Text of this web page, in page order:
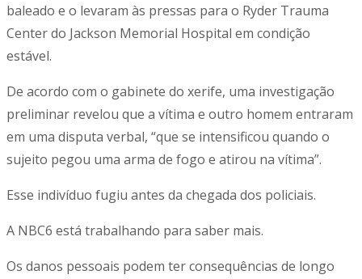
baleado e o levaram às pressas para o Ryder Trauma
Center do Jackson Memorial Hospital em condição
estável.
De acordo com o gabinete do xerife, uma investigação
preliminar revelou que a vítima e outro homem entraram
em uma disputa verbal, “que se intensificou quando o
sujeito pegou uma arma de fogo e atirou na vítima”.
Esse indivíduo fugiu antes da chegada dos policiais.
A NBC6 está trabalhando para saber mais.
Os danos pessoais podem ter consequências de longo